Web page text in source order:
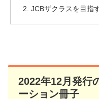
JCBザクラスを目指
2022年12月発行
ーション冊子